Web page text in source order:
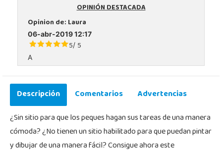
OPINIÓN DESTACADA
Opinion de:Laura
06-abr-2019 12:17
5/ 5
A
Descripción Comentarios
Advertencias
¿Sin sitio para que los peques hagan sus tareas de una manera
cómoda? ¿No tienen un sitio habilitado para que puedan pintar
y dibujar de una manera fácil? Consigue ahora este